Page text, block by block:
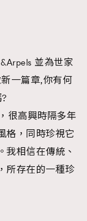
並為世家
一篇章,你有何
很高興時隔多年
格，同時珍視它
我相信在傳統、
所存在的一種珍